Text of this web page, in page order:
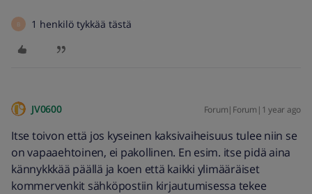
B 1 henkilö tykkää tästä
JV0600 Forum|Forum|1 year ago
Itse toivon että jos kyseinen kaksivaiheisuus tulee niin se
on vapaaehtoinen, ei pakollinen. En esim. itse pidä aina
kännykkkää päällä ja koen että kaikki ylimääräiset
kommervenkit sähköpostiin kirjautumisessa tekee